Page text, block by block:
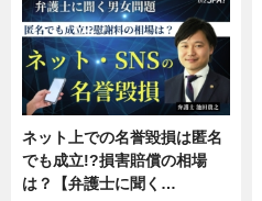
ネット上での名誉毀損は匿名
でも成立!?損害賠償の相場
は？【弁護士に聞く…